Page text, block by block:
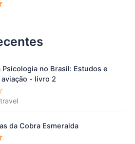
Psicologia no Brasil: Estudos e
- livro 2
da Cobra Esmeralda